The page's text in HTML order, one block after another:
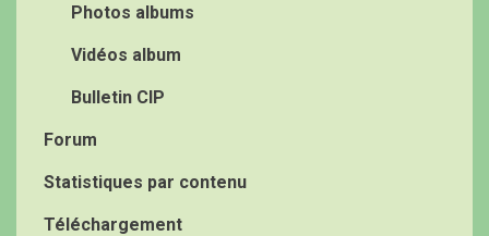
Photos albums
Vidéos album
Bulletin CIP
Forum
Statistiques par contenu
Téléchargement